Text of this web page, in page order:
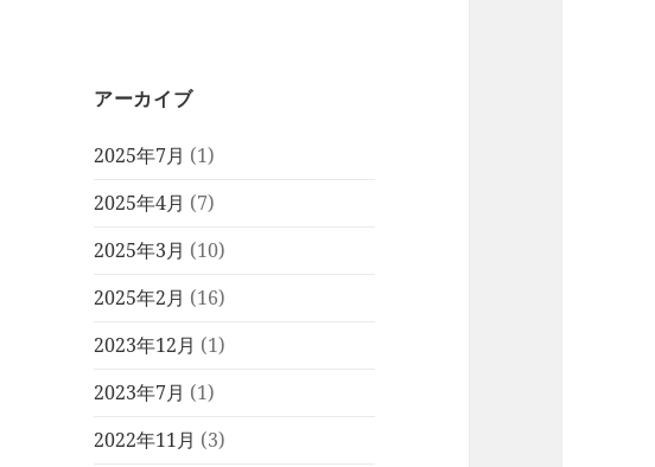
アーカイブ
2025年7月 (1)
2025年4月 (7)
2025年3月 (10)
2025年2月 (16)
2023年12月 (1)
2023年7月 (1)
2022年11月 (3)